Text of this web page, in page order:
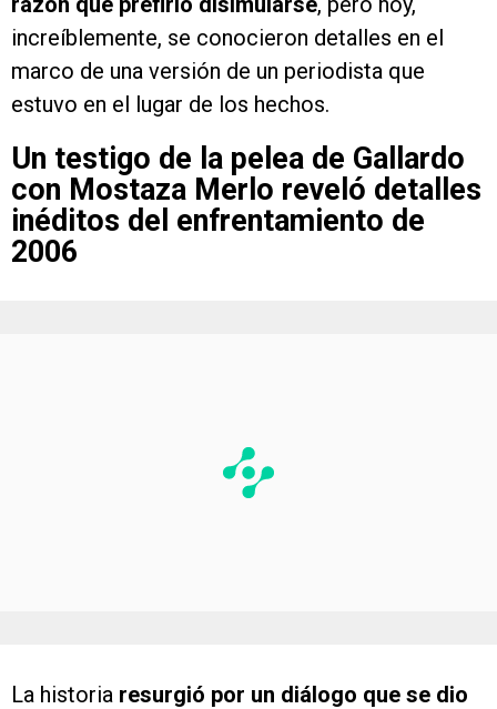
increíblemente, se conocieron detalles en el
marco de una versión de un periodista que
estuvo en el lugar de los hechos.
Un testigo de la pelea de Gallardo
con Mostaza Merlo reveló detalles
inéditos del enfrentamiento de
2006
La historia resurgió por un diálogo que se dio